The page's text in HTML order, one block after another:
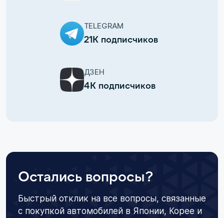
TELEGRAM
21К подписчиков
ДЗЕН
4К подписчиков
Остались вопросы?
Быстрый отклик на все вопросы, связанные
с покупкой автомобилей в Японии, Корее и